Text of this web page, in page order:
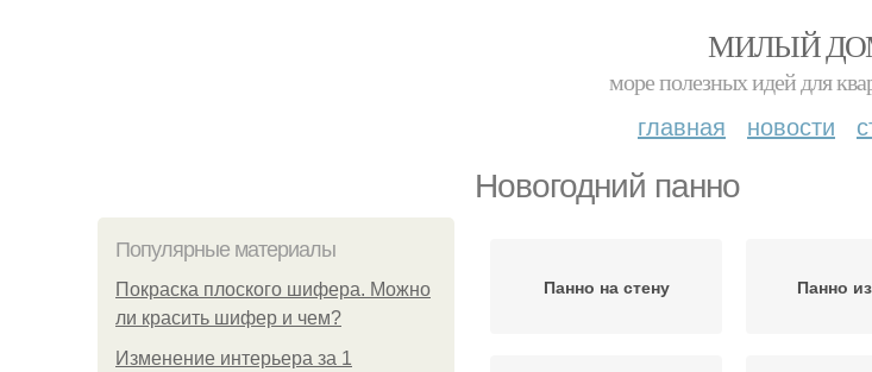
МИЛЫЙ
море полезных идей для
главная новости
Новогодний панно
Популярные материалы
Покраска плоского шифера. Можно
ли красить шифер и чем?
Изменение интерьера за 1
Панно на стену Панно